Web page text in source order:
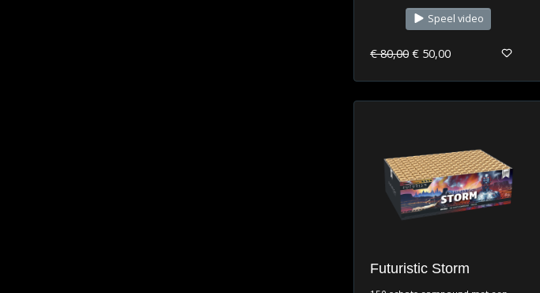
Speel video
€ 80,00 € 50,00
Futuristic Storm